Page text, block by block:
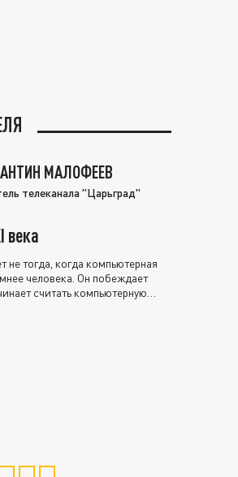
МАЛОФЕЕВ
телеканала "Царьград"
века
тогда, когда компьютерная
человека. Он побеждает
считать компьютерную